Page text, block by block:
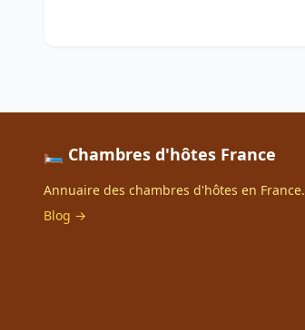
🛏️ Chambres d'hôtes France
Annuaire des chambres d'hôtes en France.
Blog →